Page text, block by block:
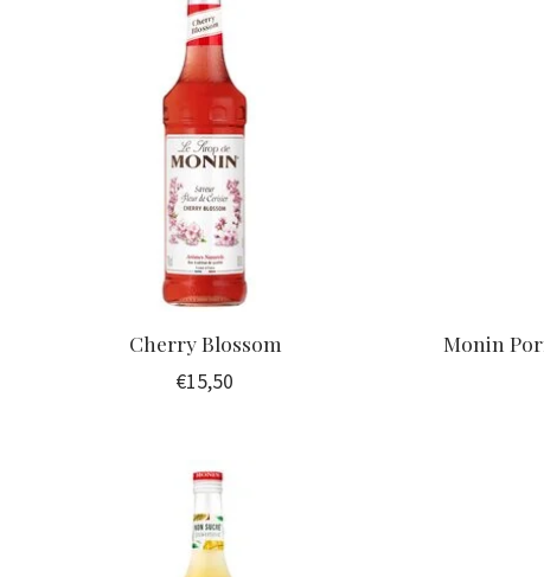
Cherry Blossom
€15,50
Monin